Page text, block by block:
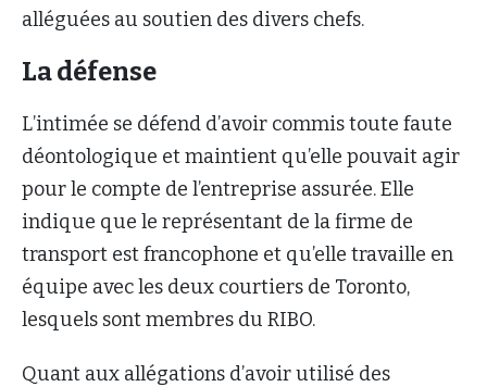
alléguées au soutien des divers chefs.
La défense
L’intimée se défend d’avoir commis toute faute
déontologique et maintient qu’elle pouvait agir
pour le compte de l’entreprise assurée. Elle
indique que le représentant de la firme de
transport est francophone et qu’elle travaille en
équipe avec les deux courtiers de Toronto,
lesquels sont membres du RIBO.
Quant aux allégations d’avoir utilisé des